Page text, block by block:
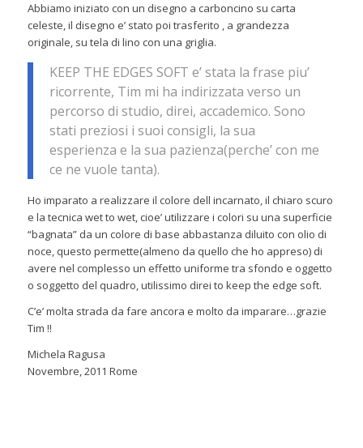
Abbiamo iniziato con un disegno a carboncino su carta
celeste, il disegno e’ stato poi trasferito , a grandezza
originale, su tela di lino con una griglia.
KEEP THE EDGES SOFT e’ stata la frase piu’
ricorrente, Tim mi ha indirizzata verso un
percorso di studio, direi, accademico. Sono
stati preziosi i suoi consigli, la sua
esperienza e la sua pazienza(perche’ con me
ce ne vuole tanta).
Ho imparato a realizzare il colore dell incarnato, il chiaro scuro
e la tecnica wet to wet, cioe’ utilizzare i colori su una superficie
“bagnata” da un colore di base abbastanza diluito con olio di
noce, questo permette(almeno da quello che ho appreso) di
avere nel complesso un effetto uniforme tra sfondo e oggetto
o soggetto del quadro, utilissimo direi to keep the edge soft.
C’e’ molta strada da fare ancora e molto da imparare…grazie
Tim !!
Michela Ragusa
Novembre, 2011 Rome